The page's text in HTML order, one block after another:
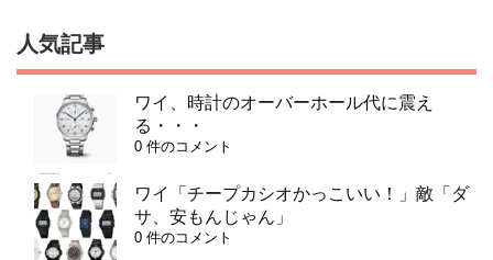
人気記事
ワイ、時計のオーバーホール代に震え
る・・・
0 件のコメント
ワイ「チープカシオかっこいい！」敵「ダ
サ、安もんじゃん」
0 件のコメント